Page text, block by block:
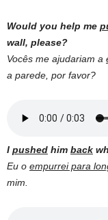
Would you help me
wall, please?
Vocês me ajudariam a
a parede, por favor?
I pushed him back
Eu o empurrei para
mim.